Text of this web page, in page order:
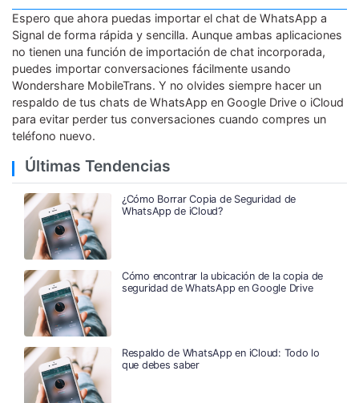
Espero que ahora puedas importar el chat de WhatsApp a
Signal de forma rápida y sencilla. Aunque ambas aplicaciones
no tienen una función de importación de chat incorporada,
puedes importar conversaciones fácilmente usando
Wondershare MobileTrans. Y no olvides siempre hacer un
respaldo de tus chats de WhatsApp en Google Drive o iCloud
para evitar perder tus conversaciones cuando compres un
teléfono nuevo.
Últimas Tendencias
¿Cómo Borrar Copia de Seguridad de
WhatsApp de iCloud?
Cómo encontrar la ubicación de la copia de
seguridad de WhatsApp en Google Drive
Respaldo de WhatsApp en iCloud: Todo lo
que debes saber